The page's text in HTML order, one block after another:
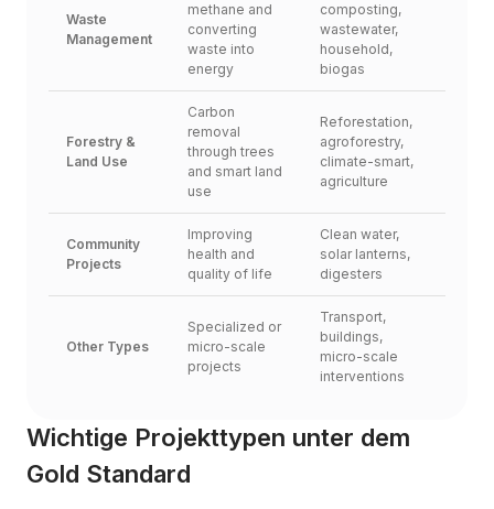
Waste
Management
methane and
converting
waste into
energy
composting,
wastewater,
household,
biogas
Forestry &
Land Use
Carbon
removal
through trees
and smart land
use
Reforestation,
agroforestry,
climate-smart,
agriculture
Community
Projects
Improving
health and
quality of life
Clean water,
solar lanterns,
digesters
Other Types
Specialized or
micro-scale
projects
Transport,
buildings,
micro-scale
interventions
Wichtige Projekttypen unter dem
Gold Standard